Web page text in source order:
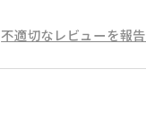
不適切なレビューを報告